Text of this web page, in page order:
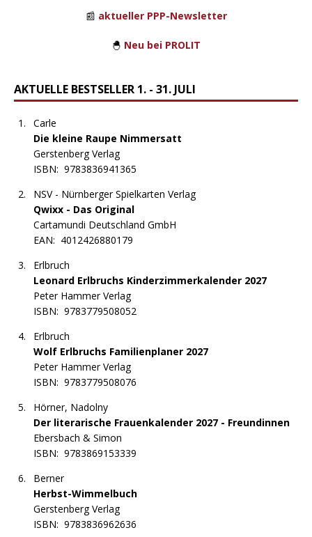
📰 aktueller PPP-Newsletter
🐣 Neu bei PROLIT
AKTUELLE BESTSELLER 1. - 31. JULI
Carle
Die kleine Raupe Nimmersatt
Gerstenberg Verlag
ISBN: 9783836941365
NSV - Nürnberger Spielkarten Verlag
Qwixx - Das Original
Cartamundi Deutschland GmbH
EAN: 4012426880179
Erlbruch
Leonard Erlbruchs Kinderzimmerkalender 2027
Peter Hammer Verlag
ISBN: 9783779508052
Erlbruch
Wolf Erlbruchs Familienplaner 2027
Peter Hammer Verlag
ISBN: 9783779508076
Hörner, Nadolny
Der literarische Frauenkalender 2027 - Freundinnen
Ebersbach & Simon
ISBN: 9783869153339
Berner
Herbst-Wimmelbuch
Gerstenberg Verlag
ISBN: 9783836962636